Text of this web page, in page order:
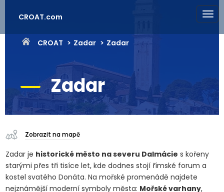
CROAT.com
CROAT Zadar Zadar
Zadar
Zobrazit na mapě
Zadar je historické město na severu Dalmácie s kořeny
starými přes tři tisíce let, kde dodnes stojí římské forum a
kostel svatého Donáta. Na mořské promenádě najdete
nejznámější moderní symboly města: Mořské varhany,